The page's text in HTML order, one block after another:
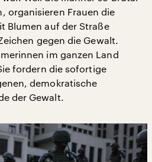
organisieren Frauen die
Blumen auf der Straße
gegen die Gewalt.
im ganzen Land
fordern die sofortige
demokratische
der Gewalt.